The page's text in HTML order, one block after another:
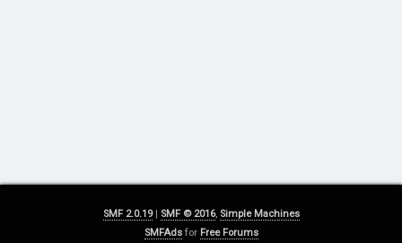
SMF 2.0.19| SMF © 2016, Simple Machines
SMFAdsfor Free Forums